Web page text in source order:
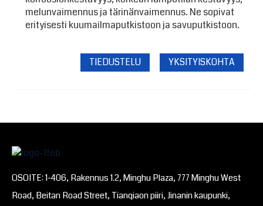
melunvaimennus ja tärinänvaimennus. Ne sopivat
erityisesti kuumailmaputkistoon ja savuputkistoon.
TIEDUSTELU YKSITYISKOHTA
OSOITE: 1-406, Rakennus 1.2, Minghu Plaza, 777 Minghu West
Road, Beitan Road Street, Tianqiaon piiri, Jinanin kaupunki,